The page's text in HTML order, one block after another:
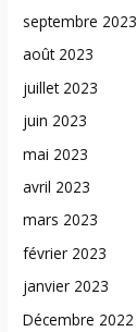
septembre 2023
août 2023
juillet 2023
juin 2023
mai 2023
avril 2023
mars 2023
février 2023
janvier 2023
Décembre 2022